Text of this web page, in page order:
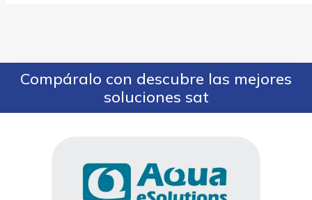
Compáralo con descubre las mejores
soluciones sat